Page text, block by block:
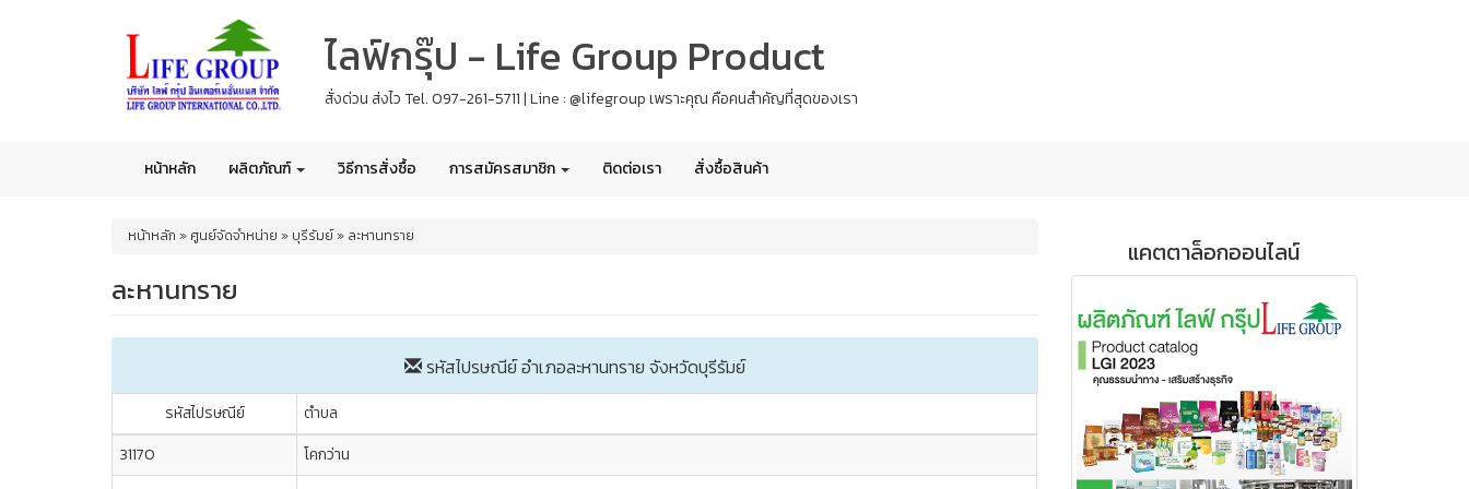
ไลฟ์กรุ๊ป - Life Group Product
สั่งด่วน ส่งไว Tel. 097-261-5711 | Line : @lifegroup เพราะคุณ คือคนสำคัญที่สุดของเรา
หน้าหลัก ผลิตภัณฑ์ วิธีการสั่งซื้อ การสมัครสมาชิก ติดต่อเรา สั่งซื้อสินค้า
You
here
หน้าหลัก » ศูนย์จัดจำหน่าย » บุรีรัมย์» ละหานทราย
ละหานทราย
รหัสไปรษณีย์ อำเภอละหานทราย จังหวัดบุรีรัมย์
รหัสไปรษณีย์
ตำบล
31170
โคกว่าน
แคตตาล็อกออนไลน์